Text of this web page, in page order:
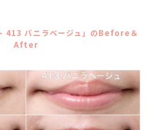
413 バニラベージュ」のBefore＆
After